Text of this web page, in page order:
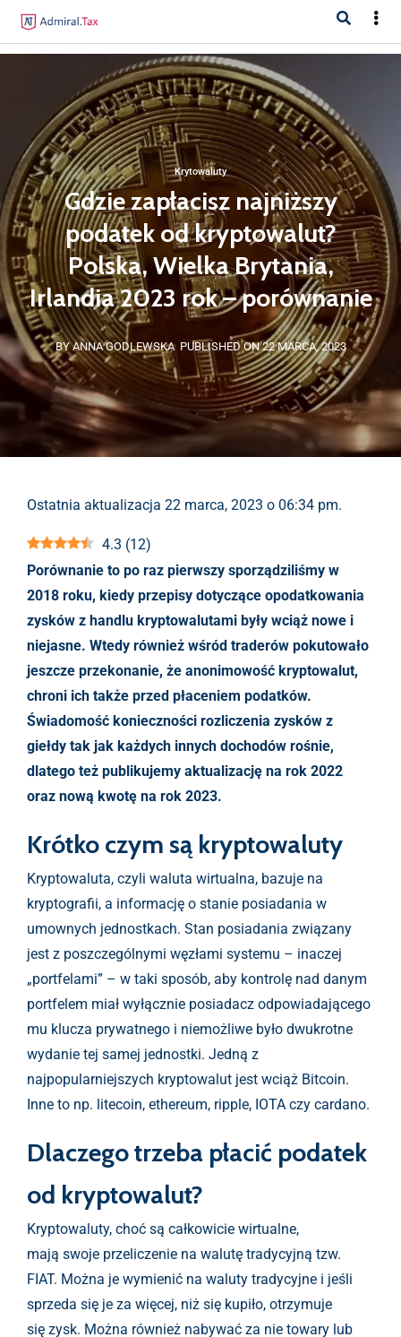
Krytowaluty
Gdzie zapłacisz najniższy
podatek od kryptowalut?
Polska, Wielka Brytania,
Irlandia 2023 rok – porównanie
BY ANNA GODLEWSKA PUBLISHED ON 22 MARCA, 2023
Ostatnia aktualizacja 22 marca, 2023 o 06:34 pm.
4.3 (12)
Porównanie to po raz pierwszy sporządziliśmy w
2018 roku, kiedy przepisy dotyczące opodatkowania
zysków z handlu kryptowalutami były wciąż nowe i
niejasne. Wtedy również wśród traderów pokutowało
jeszcze przekonanie, że anonimowość kryptowalut,
chroni ich także przed płaceniem podatków.
Świadomość konieczności rozliczenia zysków z
giełdy tak jak każdych innych dochodów rośnie,
dlatego też publikujemy aktualizację na rok 2022
oraz nową kwotę na rok 2023.
Krótko czym są kryptowaluty
Kryptowaluta, czyli waluta wirtualna, bazuje na
kryptografii, a informację o stanie posiadania w
umownych jednostkach. Stan posiadania związany
jest z poszczególnymi węzłami systemu – inaczej
„portfelami” – w taki sposób, aby kontrolę nad danym
portfelem miał wyłącznie posiadacz odpowiadającego
mu klucza prywatnego i niemożliwe było dwukrotne
wydanie tej samej jednostki. Jedną z
najpopularniejszych kryptowalut jest wciąż Bitcoin.
Inne to np. litecoin, ethereum, ripple, IOTA czy cardano.
Dlaczego trzeba płacić podatek
od kryptowalut?
Kryptowaluty, choć są całkowicie wirtualne,
mają swoje przeliczenie na walutę tradycyjną tzw.
FIAT. Można je wymienić na waluty tradycyjne i jeśli
sprzeda się je za więcej, niż się kupiło, otrzymuje
się zysk. Można również nabywać za nie towary lub